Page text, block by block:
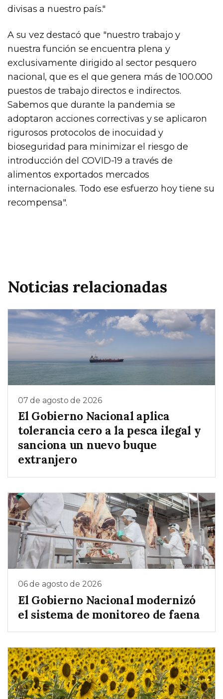
divisas a nuestro país."
A su vez destacó que "nuestro trabajo y
nuestra función se encuentra plena y
exclusivamente dirigido al sector pesquero
nacional, que es el que genera más de 100.000
puestos de trabajo directos e indirectos.
Sabemos que durante la pandemia se
adoptaron acciones correctivas y se aplicaron
rigurosos protocolos de inocuidad y
bioseguridad para minimizar el riesgo de
introducción del COVID-19 a través de
alimentos exportados mercados
internacionales. Todo ese esfuerzo hoy tiene su
recompensa".
Noticias relacionadas
07 de agosto de 2026
El Gobierno Nacional aplica
tolerancia cero a la pesca ilegal y
sanciona un nuevo buque
extranjero
06 de agosto de 2026
El Gobierno Nacional modernizó
el sistema de monitoreo de faena